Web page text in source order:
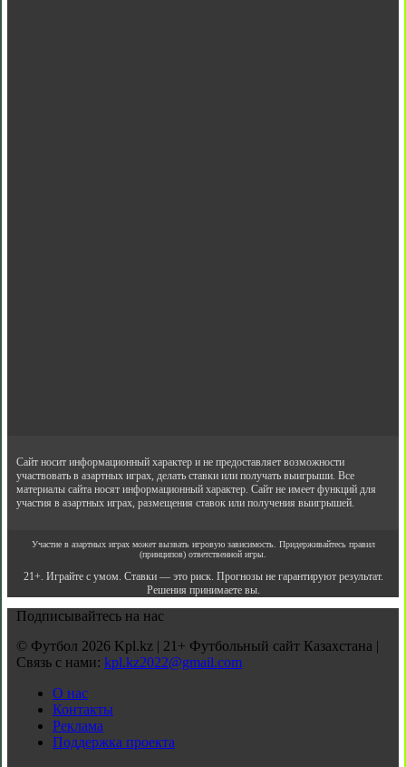
Сайт носит информационный характер и не предоставляет возможности
участвовать в азартных играх, делать ставки или получать выигрыши. Все
материалы сайта носят информационный характер. Сайт не имеет функций для
участия в азартных играх, размещения ставок или получения выигрышей.
Участие в азартных играх может вызвать игровую зависимость. Придерживайтесь правил
(принципов) ответственной игры.
21+. Играйте с умом. Ставки — это риск. Прогнозы не гарантируют результат.
Решения принимаете вы.
Подписывайтесь на нас
© Футбол 2026 Kpl.kz | 21+ Футбольный сайт Казахстана |
Связь с нами: kpl.kz2022@gmail.com
О нас
Контакты
Реклама
Поддержка проекта